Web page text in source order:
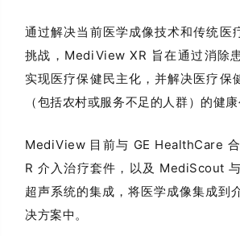
通过解决当前医学成像技术和传统医
挑战，MediView XR 旨在通过消除
实现医疗保健民主化，并解决医疗保
（包括农村或服务不足的人群）的健康
MediView 目前与 GE HealthCare
R 介入治疗套件，以及 MediScout
超声系统的集成，将医学成像集成到
决方案中。